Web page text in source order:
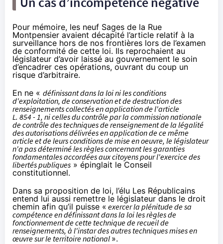
Pour mémoire, les neuf Sages de la Rue
Montpensier avaient décapité l’article relatif à la
surveillance hors de nos frontières lors de l’examen
de conformité de cette loi. Ils reprochaient au
législateur d’avoir laissé au gouvernement le soin
d’encadrer ces opérations, ouvrant du coup un
risque d’arbitraire.
En ne « définissant dans la loi ni les conditions
d'exploitation, de conservation et de destruction des
renseignements collectés en application de l'article
L. 854 - 1, ni celles du contrôle par la commission nationale
de contrôle des techniques de renseignement de la légalité
des autorisations délivrées en application de ce même
article et de leurs conditions de mise en oeuvre, le législateur
n'a pas déterminé les règles concernant les garanties
fondamentales accordées aux citoyens pour l'exercice des
libertés publiques » épinglait le Conseil
constitutionnel.
Dans sa proposition de loi, l’élu Les Républicains
entend lui aussi remettre le législateur dans le droit
chemin afin qu’il puisse « exercer la plénitude de sa
compétence en définissant dans la loi les règles de
fonctionnement de cette technique de recueil de
renseignements, à l'instar des autres techniques mises en
œuvre sur le territoire national ».